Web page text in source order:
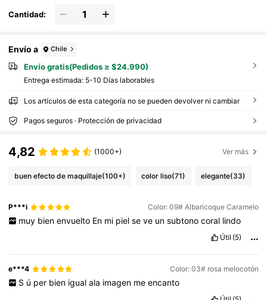
Cantidad:
Envío a Chile
Envío gratis(Pedidos ≥ $24.990)
Entrega estimada: 5-10 Días laborables
Los artículos de esta categoría no se pueden devolver ni cambiar
Pagos seguros · Protección de privacidad
4,82 (1000+) Ver más
buen efecto de maquillaje(100+) color liso(71) elegante(33)
P***i Color: 09# Albaricoque Caramelo
muy bien envuelto En mi piel se ve un subtono coral lindo
Útil (5)
e***4 Color: 03# rosa melocotón
S ú per bien igual ala imagen me encanto